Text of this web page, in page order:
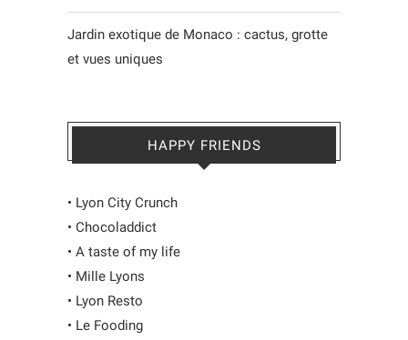
Jardin exotique de Monaco : cactus, grotte
et vues uniques
HAPPY FRIENDS
• Lyon City Crunch
• Chocoladdict
• A taste of my life
• Mille Lyons
• Lyon Resto
• Le Fooding